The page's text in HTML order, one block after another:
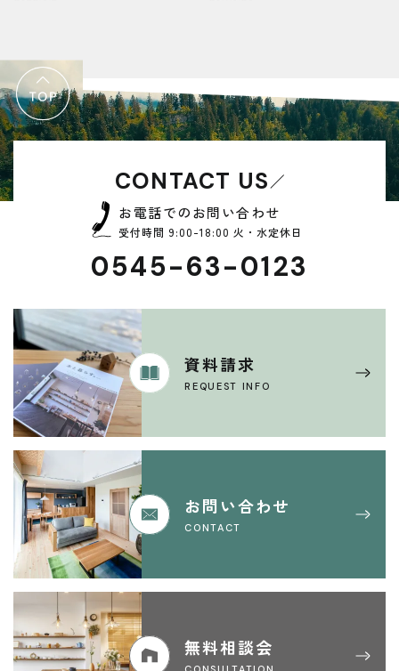
CONTACT US
お電話でのお問い合わせ
受付時間 9:00-18:00 火・水定休日
0545-63-0123
資料請求
REQUEST INFO
お問い合わせ
CONTACT
無料相談会